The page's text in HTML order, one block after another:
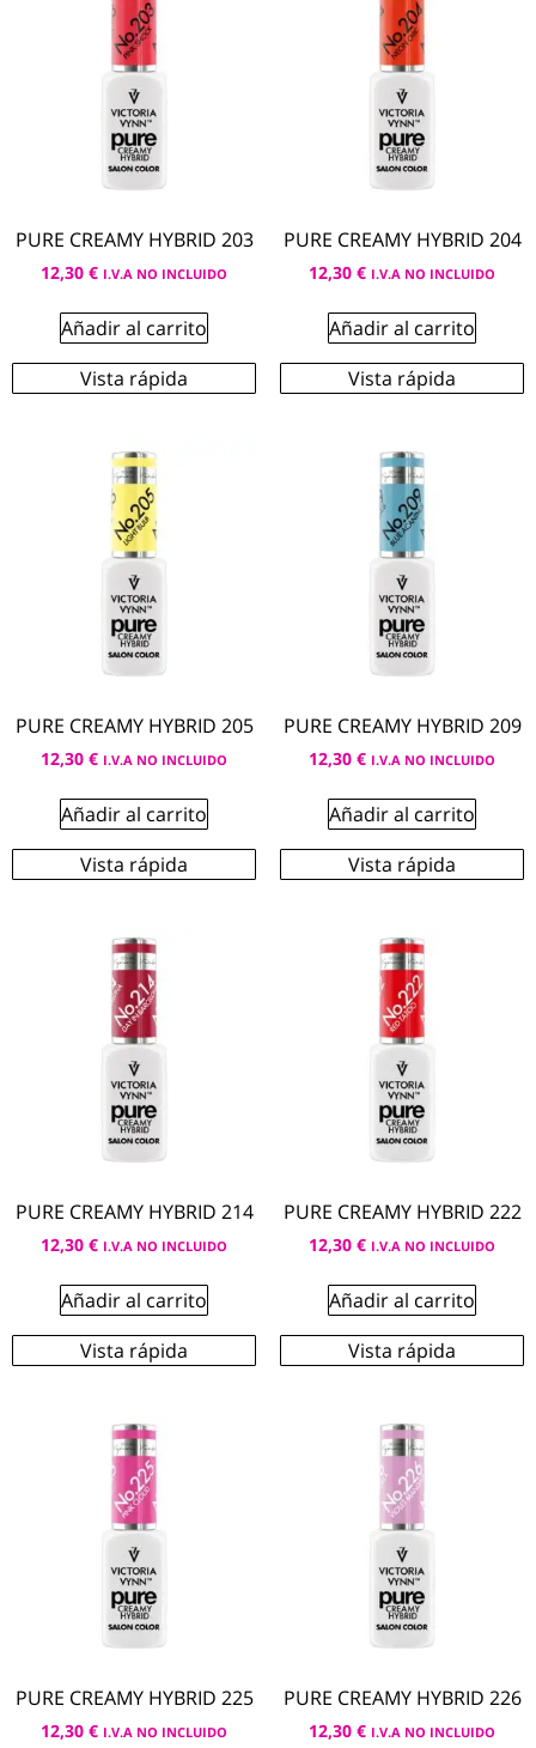
PURE CREAMY HYBRID 203
12,30 € I.V.A NO INCLUIDO
Añadir al carrito
Vista rápida
PURE CREAMY HYBRID 204
12,30 € I.V.A NO INCLUIDO
Añadir al carrito
Vista rápida
PURE CREAMY HYBRID 205
12,30 € I.V.A NO INCLUIDO
Añadir al carrito
Vista rápida
PURE CREAMY HYBRID 209
12,30 € I.V.A NO INCLUIDO
Añadir al carrito
Vista rápida
PURE CREAMY HYBRID 214
12,30 € I.V.A NO INCLUIDO
Añadir al carrito
Vista rápida
PURE CREAMY HYBRID 222
12,30 € I.V.A NO INCLUIDO
Añadir al carrito
Vista rápida
PURE CREAMY HYBRID 225
12,30 € I.V.A NO INCLUIDO
PURE CREAMY HYBRID 226
12,30 € I.V.A NO INCLUIDO